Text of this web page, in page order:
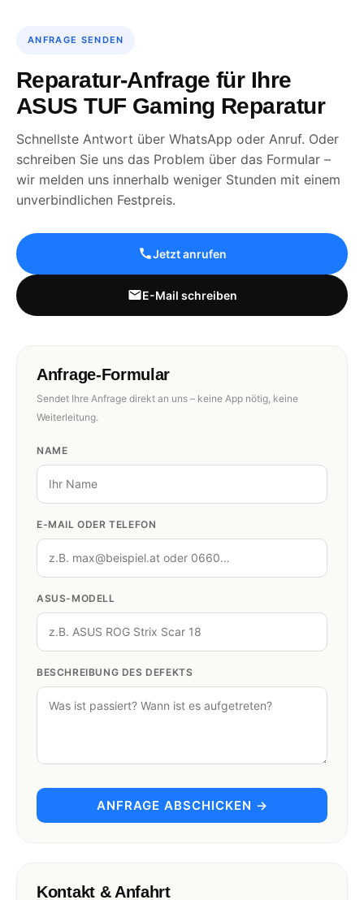
ANFRAGE SENDEN
Reparatur-Anfrage für Ihre
ASUS TUF Gaming Reparatur
Schnellste Antwort über WhatsApp oder Anruf. Oder
schreiben Sie uns das Problem über das Formular –
wir melden uns innerhalb weniger Stunden mit einem
unverbindlichen Festpreis.
Jetzt anrufen
E-Mail schreiben
Anfrage-Formular
Sendet Ihre Anfrage direkt an uns – keine App nötig, keine
Weiterleitung.
NAME
E-MAIL ODER TELEFON
ASUS-MODELL
BESCHREIBUNG DES DEFEKTS
ANFRAGE ABSCHICKEN →
Kontakt & Anfahrt